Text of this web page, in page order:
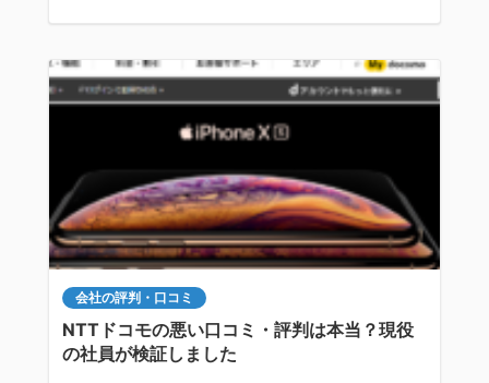
会社の評判・口コミ
NTTドコモの悪い口コミ・評判は本当？現役
の社員が検証しました